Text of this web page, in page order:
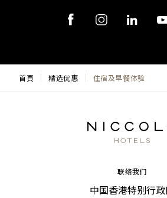
首頁 精选优惠 住宿及早餐体验
联络我们
中国香港特别行